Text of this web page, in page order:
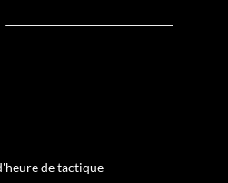
de tactique